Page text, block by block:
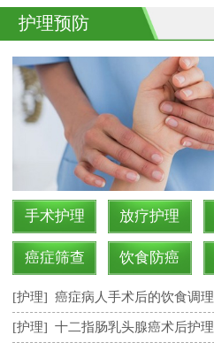
护理预防
手术护理 放疗护理
癌症筛查 饮食防癌
[护理] 癌症病人手术后的饮食调理
[护理] 十二指肠乳头腺癌术后护理